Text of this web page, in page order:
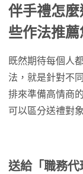
伴手禮怎
些作法推薦
既然期待每個人
法，就是針對不
排來準備高情商
可以區分送禮對
送給「職務代